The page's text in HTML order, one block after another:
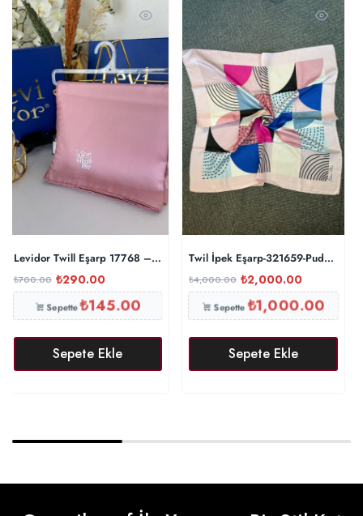
Levidor Twill Eşarp 17768 – Gül Kurusu
₺700.00 ₺290.00
Sepette₺145.00
Sepete Ekle
Twil İpek Eşarp-321659-Pudra-Mavi
₺4,000.00 ₺2,000.00
Sepette₺1,000.00
Sepete Ekle